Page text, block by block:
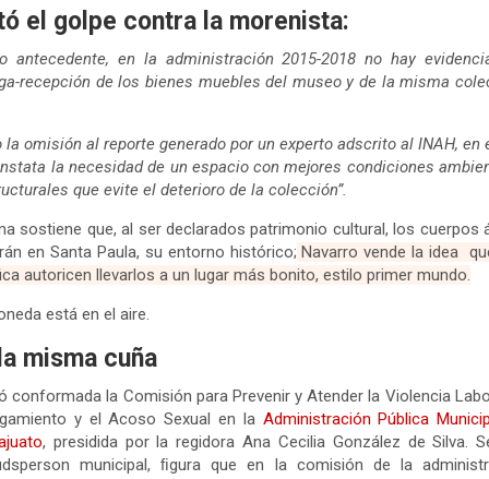
el golpe contra la morenista:
antecedente, en la administración 2015-2018 no hay
recepción de los bienes muebles del museo y de la misma
la omisión al reporte generado por un experto adscrito al INAH, en
la necesidad de un espacio con mejores condiciones
que evite el deterioro de la colección”.
sostiene que, al ser declarados patrimonio cultural, los cuerpos
en Santa Paula, su entorno histórico; Navarro vende la idea
autoricen llevarlos a un lugar más bonito, estilo primer mundo.
está en el aire.
misma cuña
conformada la Comisión para Prevenir y Atender la Violencia
y el Acoso Sexual en la Administración Pública
, presidida por la regidora Ana Cecilia González de Silva.
municipal, ﬁgura que en la comisión de la